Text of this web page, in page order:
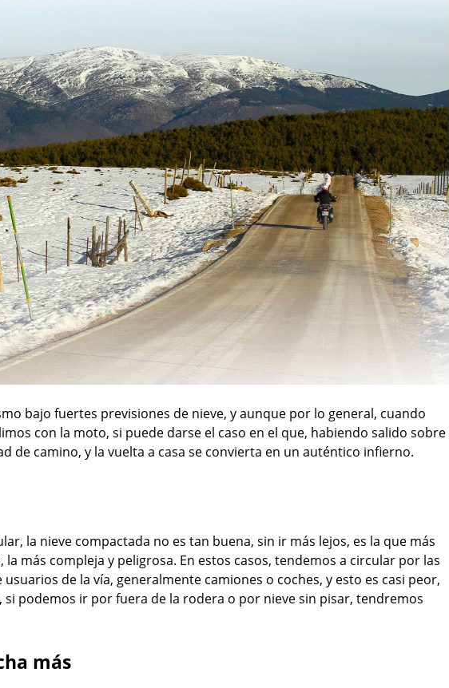
bajo fuertes previsiones de nieve, y aunque por lo general, cuando
con la moto, si puede darse el caso en el que, habiendo salido sobre
de camino, y la vuelta a casa se convierta en un auténtico infierno.
la nieve compactada no es tan buena, sin ir más lejos, es la que más
más compleja y peligrosa. En estos casos, tendemos a circular por las
de la vía, generalmente camiones o coches, y esto es casi peor,
si podemos ir por fuera de la rodera o por nieve sin pisar, tendremos
más